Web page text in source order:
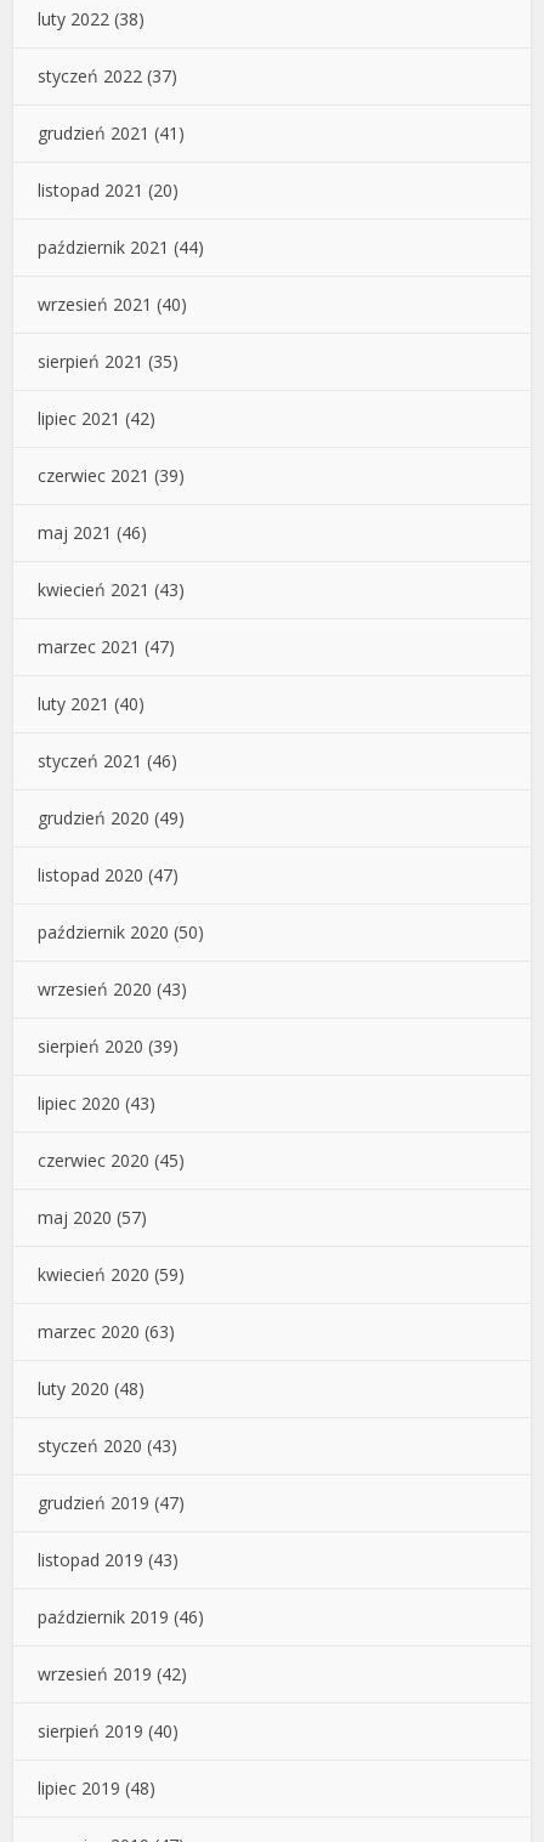
luty 2022 (38)
styczeń 2022 (37)
grudzień 2021 (41)
listopad 2021 (20)
październik 2021 (44)
wrzesień 2021 (40)
sierpień 2021 (35)
lipiec 2021 (42)
czerwiec 2021 (39)
maj 2021 (46)
kwiecień 2021 (43)
marzec 2021 (47)
luty 2021 (40)
styczeń 2021 (46)
grudzień 2020 (49)
listopad 2020 (47)
październik 2020 (50)
wrzesień 2020 (43)
sierpień 2020 (39)
lipiec 2020 (43)
czerwiec 2020 (45)
maj 2020 (57)
kwiecień 2020 (59)
marzec 2020 (63)
luty 2020 (48)
styczeń 2020 (43)
grudzień 2019 (47)
listopad 2019 (43)
październik 2019 (46)
wrzesień 2019 (42)
sierpień 2019 (40)
lipiec 2019 (48)